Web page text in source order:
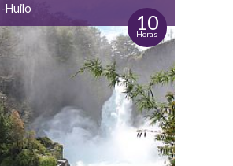
Huilo
10
Horas